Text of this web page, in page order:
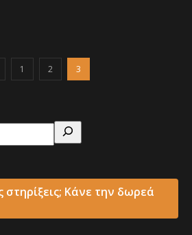
1 2 3
Κάνε την δωρεά